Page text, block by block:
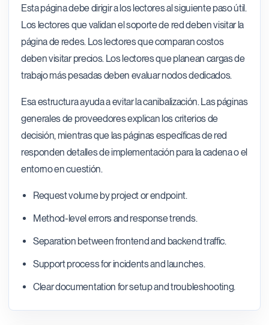
Esta página debe dirigir a los lectores al siguiente paso útil.
Los lectores que validan el soporte de red deben visitar la
página de redes. Los lectores que comparan costos
deben visitar precios. Los lectores que planean cargas de
trabajo más pesadas deben evaluar nodos dedicados.
Esa estructura ayuda a evitar la canibalización. Las páginas
generales de proveedores explican los criterios de
decisión, mientras que las páginas específicas de red
responden detalles de implementación para la cadena o el
entorno en cuestión.
Request volume by project or endpoint.
Method-level errors and response trends.
Separation between frontend and backend traffic.
Support process for incidents and launches.
Clear documentation for setup and troubleshooting.